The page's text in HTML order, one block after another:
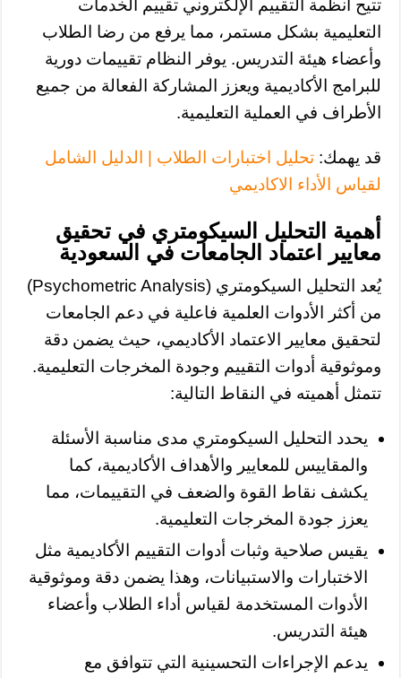
تتيح أنظمة التقييم الإلكتروني تقييم الخدمات
التعليمية بشكل مستمر، مما يرفع من رضا الطلاب
وأعضاء هيئة التدريس. يوفر النظام تقييمات دورية
للبرامج الأكاديمية ويعزز المشاركة الفعالة من جميع
الأطراف في العملية التعليمية.
قد يهمك:تحليل اختبارات الطلاب​​ | الدليل الشامل
لقياس الأداء الاكاديمي
أهمية التحليل السيكومتري في تحقيق
معايير اعتماد الجامعات في السعودية
يُعد التحليل السيكومتري (Psychometric Analysis)
من أكثر الأدوات العلمية فاعلية في دعم الجامعات
لتحقيق معايير الاعتماد الأكاديمي، حيث يضمن دقة
وموثوقية أدوات التقييم وجودة المخرجات التعليمية.
تتمثل أهميته في النقاط التالية:
يحدد التحليل السيكومتري مدى مناسبة الأسئلة
والمقاييس للمعايير والأهداف الأكاديمية، كما
يكشف نقاط القوة والضعف في التقييمات، مما
يعزز جودة المخرجات التعليمية.
يقيس صلاحية وثبات أدوات التقييم الأكاديمية مثل
الاختبارات والاستبيانات، وهذا يضمن دقة وموثوقية
الأدوات المستخدمة لقياس أداء الطلاب وأعضاء
هيئة التدريس.
يدعم الإجراءات التحسينية التي تتوافق مع